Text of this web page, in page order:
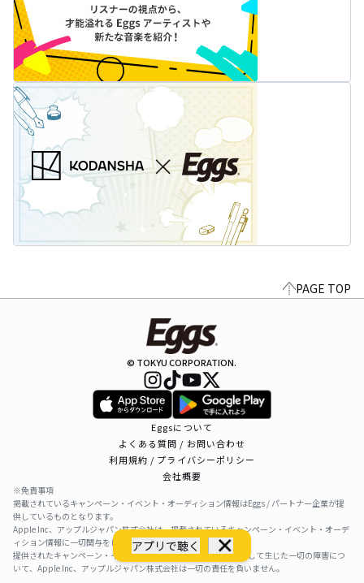
アプリで聴く
PAGE TOP
© TOKYU CORPORATION.
Eggsについて
よくある質問 / お問い合わせ
利用規約 / プライバシーポリシー
会社概要
※免責事項
掲載されているキャンペーン・イベント・オーディション情報はEggs / パートナー企業が提
供しているものとなります。
Apple Inc、アップルジャパン株式会社は、掲載されているキャンペーン・イベント・オーデ
ィション情報に一切関与をしておりません。
提供されたキャンペーン・イベント・オーディション情報を利用して生じた一切の障害につ
いて、Apple Inc、アップルジャパン株式会社は一切の責任を負いません。